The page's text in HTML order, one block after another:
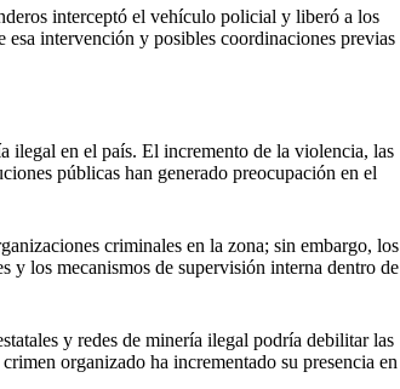
interceptó el vehículo policial y liberó a los
intervención y posibles coordinaciones previas
ilegal en el país. El incremento de la violencia, las
públicas han generado preocupación en el
criminales en la zona; sin embargo, los
y los mecanismos de supervisión interna dentro de
y redes de minería ilegal podría debilitar las
organizado ha incrementado su presencia en